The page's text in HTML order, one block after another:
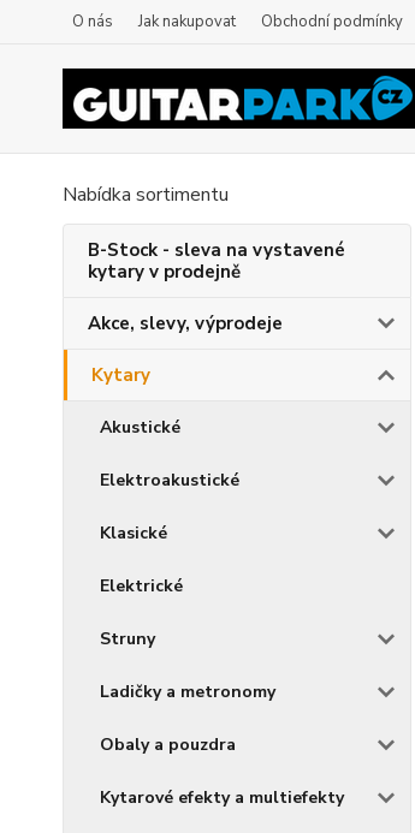
O nás Jak nakupovat Obchodní podmínky
Nabídka sortimentu
B-Stock - sleva na vystavené
kytary v prodejně
Akce, slevy, výprodeje
Kytary
Akustické
Elektroakustické
Klasické
Elektrické
Struny
Ladičky a metronomy
Obaly a pouzdra
Kytarové efekty a multiefekty